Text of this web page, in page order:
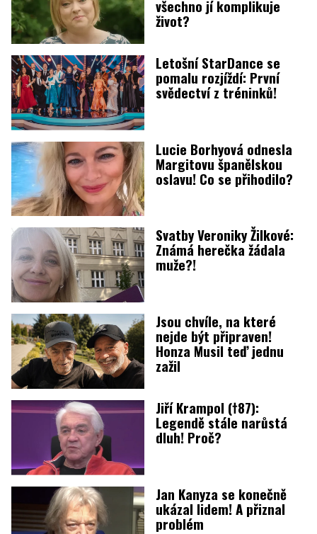
všechno jí komplikuje
život?
Letošní StarDance se
pomalu rozjíždí: První
svědectví z tréninků!
Lucie Borhyová odnesla
Margitovu španělskou
oslavu! Co se přihodilo?
Svatby Veroniky Žilkové:
Známá herečka žádala
muže?!
Jsou chvíle, na které
nejde být připraven!
Honza Musil teď jednu
zažil
Jiří Krampol (†87):
Legendě stále narůstá
dluh! Proč?
Jan Kanyza se konečně
ukázal lidem! A přiznal
problém